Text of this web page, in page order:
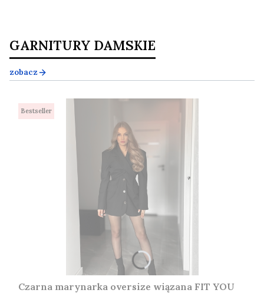
GARNITURY DAMSKIE
zobacz
Bestseller
Czarna marynarka oversize wiązana FIT YOU